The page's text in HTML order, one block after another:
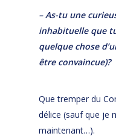
– As-tu une
inhabituelle que
quelque chose
être convaincue)?
Que tremper du
délice (sauf que je
maintenant…).